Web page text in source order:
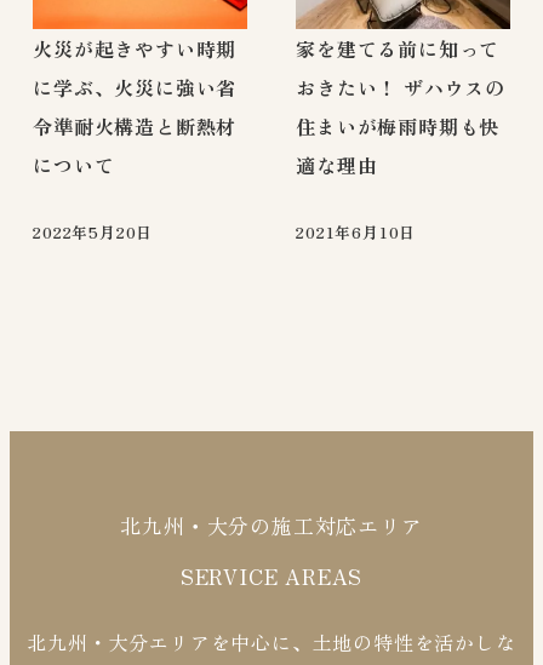
火災が起きやすい時期
に学ぶ、火災に強い省
令準耐火構造と断熱材
について
2022年5月20日
家を建てる前に知って
おきたい！ ザハウスの
住まいが梅雨時期も快
適な理由
2021年6月10日
北九州・大分の施工対応エリア
SERVICE AREAS
北九州・大分エリアを中心に、土地の特性を活かしな